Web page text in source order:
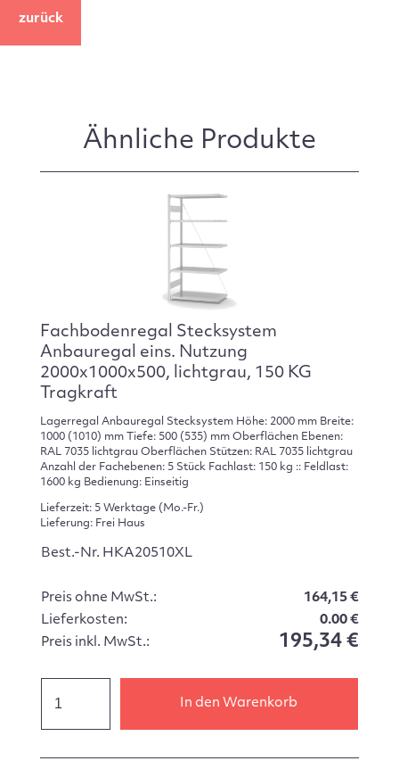
zurück
Ähnliche Produkte
Fachbodenregal Stecksystem
Anbauregal eins. Nutzung
2000x1000x500, lichtgrau, 150 KG
Tragkraft
Lagerregal Anbauregal Stecksystem Höhe: 2000 mm Breite:
1000 (1010) mm Tiefe: 500 (535) mm Oberflächen Ebenen:
RAL 7035 lichtgrau Oberflächen Stützen: RAL 7035 lichtgrau
Anzahl der Fachebenen: 5 Stück Fachlast: 150 kg :: Feldlast:
1600 kg Bedienung: Einseitig
Lieferzeit: 5 Werktage (Mo.-Fr.)
Lieferung: Frei Haus
Best.-Nr. HKA20510XL
Preis ohne MwSt.:
164,15 €
Lieferkosten:
0.00 €
Preis inkl. MwSt.:
195,34 €
In den Warenkorb